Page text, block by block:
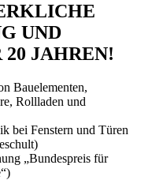
UND
20 JAHREN!
Bauelementen,
Rollladen und
bei Fenstern und Türen
„Bundespreis für